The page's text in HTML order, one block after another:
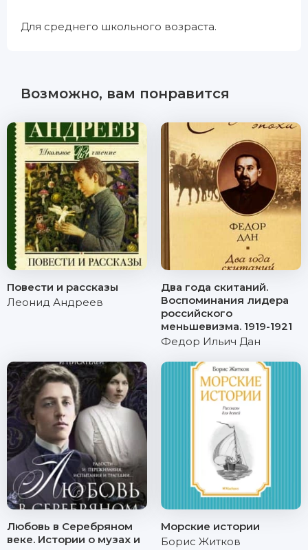
Для среднего школьного возраста.
Возможно, вам понравится
Повести и рассказы
Леонид Андреев
Два года скитаний.
Воспоминания лидера
российского
меньшевизма. 1919-1921
Федор Ильич Дан
Любовь в Серебряном
веке. Истории о музах и
Морские истории
Борис Житков